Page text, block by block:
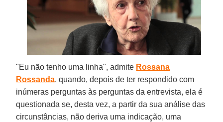
"Eu não tenho uma linha", admite Rossana
Rossanda, quando, depois de ter respondido com
inúmeras perguntas às perguntas da entrevista, ela é
questionada se, desta vez, a partir da sua análise das
circunstâncias, não deriva uma indicação, uma